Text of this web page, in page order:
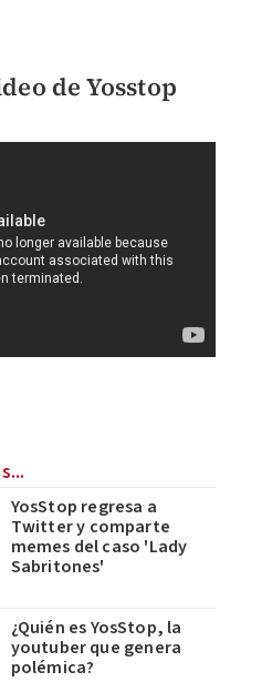
de Yosstop
YosStop regresa a
Twitter y comparte
memes del caso 'Lady
Sabritones'
¿Quién es YosStop, la
youtuber que genera
polémica?